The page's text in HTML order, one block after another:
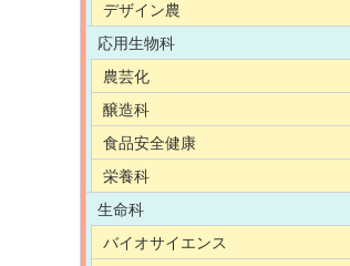
デザイン農
応用生物科
農芸化
醸造科
食品安全健康
栄養科
生命科
バイオサイエンス